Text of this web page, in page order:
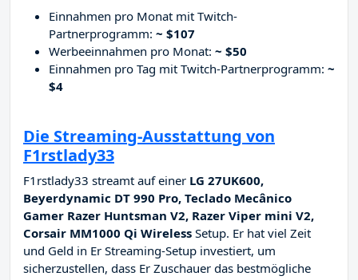
Einnahmen pro Monat mit Twitch-
Partnerprogramm: ~ $107
Werbeeinnahmen pro Monat: ~ $50
Einnahmen pro Tag mit Twitch-Partnerprogramm: ~
$4
Die Streaming-Ausstattung von
F1rstlady33
F1rstlady33 streamt auf einer LG 27UK600,
Beyerdynamic DT 990 Pro, Teclado Mecânico
Gamer Razer Huntsman V2, Razer Viper mini V2,
Corsair MM1000 Qi Wireless Setup. Er hat viel Zeit
und Geld in Er Streaming-Setup investiert, um
sicherzustellen, dass Er Zuschauer das bestmögliche